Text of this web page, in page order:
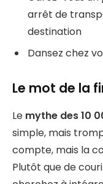
arrêt de
destination
Dansez chez
Le mot de la
Le mythe des 10
simple, mais
compte, mais la
Plutôt que de